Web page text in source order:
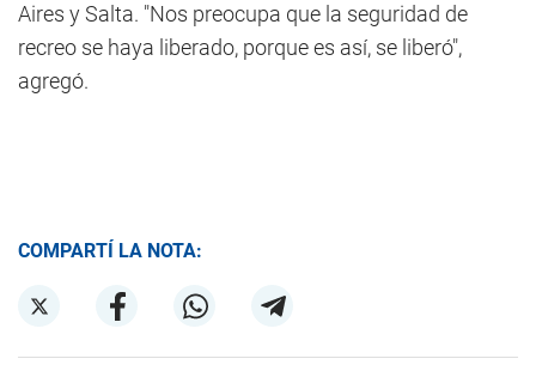
Aires y Salta. "Nos preocupa que la seguridad de
recreo se haya liberado, porque es así, se liberó",
agregó.
COMPARTÍ LA NOTA: